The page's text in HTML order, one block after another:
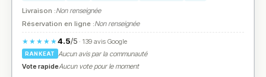
Livraison :Non renseignée
Réservation en ligne :Non renseignée
★★★★★4.5/5· 139 avis Google
RANKEAT
Aucun avis par la communauté
Vote rapideAucun vote pour le moment